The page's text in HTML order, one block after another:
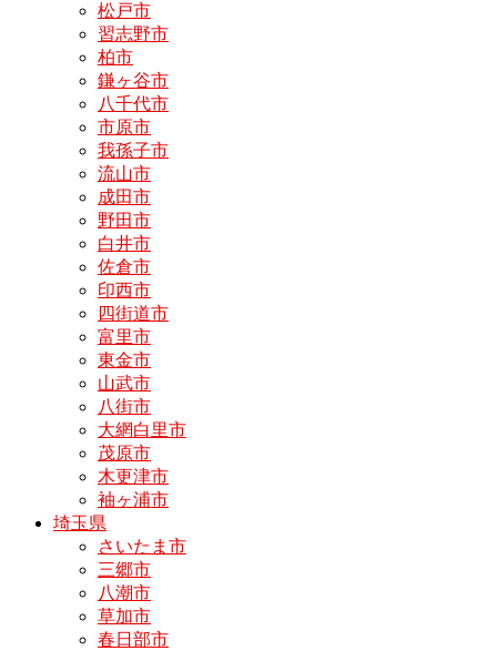
松戸市
習志野市
柏市
鎌ヶ谷市
八千代市
市原市
我孫子市
流山市
成田市
野田市
白井市
佐倉市
印西市
四街道市
富里市
東金市
山武市
八街市
大網白里市
茂原市
木更津市
袖ヶ浦市
埼玉県
さいたま市
三郷市
八潮市
草加市
春日部市